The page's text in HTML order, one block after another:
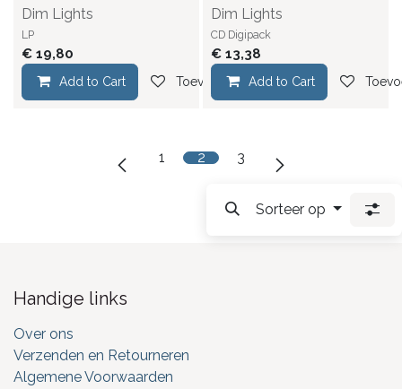
Dim Lights
LP
€ 19,80
Add to Cart Toevoegen aan verlanglijst
Dim Lights
CD Digipack
€ 13,38
Add to Cart
1 2 3
Sorteer op
Handige links
Over ons
Verzenden en Retourneren
Algemene Voorwaarden